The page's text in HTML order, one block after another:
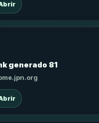
generado 81